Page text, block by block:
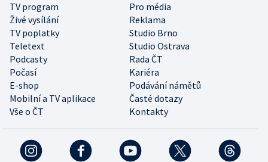
TV program
Pro média
Živé vysílání
Reklama
TV poplatky
Studio Brno
Teletext
Studio Ostrava
Podcasty
Rada ČT
Počasí
Kariéra
E-shop
Podávání námětů
Mobilní a TV aplikace
Časté dotazy
Vše o ČT
Kontakty